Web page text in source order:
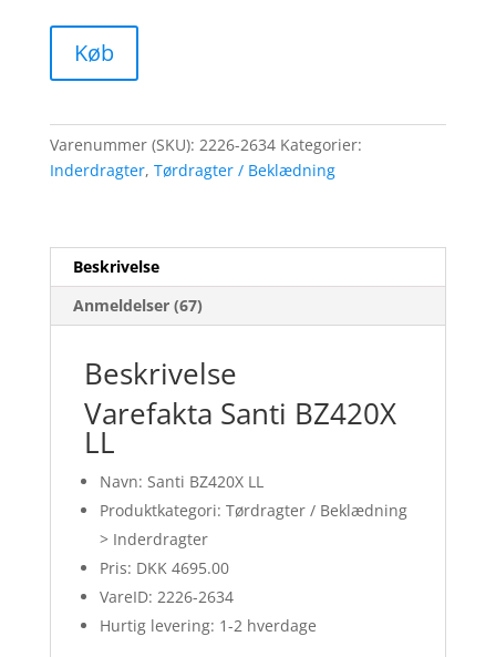
Køb
Varenummer (SKU): 2226-2634 Kategorier:
Inderdragter, Tørdragter / Beklædning
Beskrivelse
Anmeldelser (67)
Beskrivelse
Varefakta Santi BZ420X
LL
Navn: Santi BZ420X LL
Produktkategori: Tørdragter / Beklædning
> Inderdragter
Pris: DKK 4695.00
VareID: 2226-2634
Hurtig levering: 1-2 hverdage